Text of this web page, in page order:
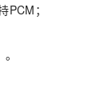
；